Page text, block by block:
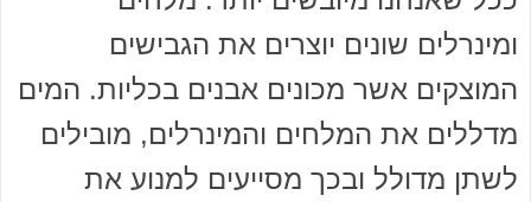
ומינרלים שונים יוצרים את הגבישים
המוצקים אשר מכונים אבנים בכליות. המים
מדללים את המלחים והמינרלים, מובילים
לשתן מדולל ובכך מסייעים למנוע את